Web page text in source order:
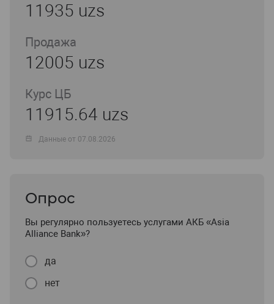
11935 uzs
Продажа
12005 uzs
Курс ЦБ
11915.64 uzs
Данные от 07.08.2026
Опрос
Вы регулярно пользуетесь услугами АКБ «Asia
Alliance Bank»?
да
нет